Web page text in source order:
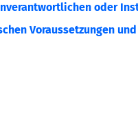
oder
Voraussetzungen